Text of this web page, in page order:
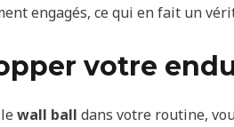
engagés, ce qui en fait un
votre
wall ball dans votre routine,